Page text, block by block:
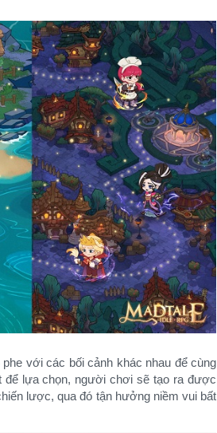
với các bối cảnh khác nhau để cùng
để lựa chọn, người chơi sẽ tạo ra được
lược, qua đó tận hưởng niềm vui bất